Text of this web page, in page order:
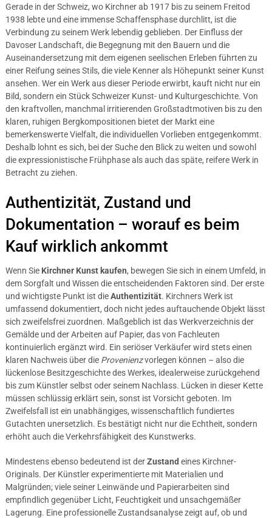
Gerade in der Schweiz, wo Kirchner ab 1917 bis zu seinem Freitod
1938 lebte und eine immense Schaffensphase durchlitt, ist die
Verbindung zu seinem Werk lebendig geblieben. Der Einfluss der
Davoser Landschaft, die Begegnung mit den Bauern und die
Auseinandersetzung mit dem eigenen seelischen Erleben führten zu
einer Reifung seines Stils, die viele Kenner als Höhepunkt seiner Kunst
ansehen. Wer ein Werk aus dieser Periode erwirbt, kauft nicht nur ein
Bild, sondern ein Stück Schweizer Kunst- und Kulturgeschichte. Von
den kraftvollen, manchmal irritierenden Großstadtmotiven bis zu den
klaren, ruhigen Bergkompositionen bietet der Markt eine
bemerkenswerte Vielfalt, die individuellen Vorlieben entgegenkommt.
Deshalb lohnt es sich, bei der Suche den Blick zu weiten und sowohl
die expressionistische Frühphase als auch das späte, reifere Werk in
Betracht zu ziehen.
Authentizität, Zustand und
Dokumentation – worauf es beim
Kauf wirklich ankommt
Wenn Sie Kirchner Kunst kaufen, bewegen Sie sich in einem Umfeld, in
dem Sorgfalt und Wissen die entscheidenden Faktoren sind. Der erste
und wichtigste Punkt ist dieAuthentizität. Kirchners Werk ist
umfassend dokumentiert, doch nicht jedes auftauchende Objekt lässt
sich zweifelsfrei zuordnen. Maßgeblich ist das Werkverzeichnis der
Gemälde und der Arbeiten auf Papier, das von Fachleuten
kontinuierlich ergänzt wird. Ein seriöser Verkäufer wird stets einen
klaren Nachweis über die Provenienzvorlegen können – also die
lückenlose Besitzgeschichte des Werkes, idealerweise zurückgehend
bis zum Künstler selbst oder seinem Nachlass. Lücken in dieser Kette
müssen schlüssig erklärt sein, sonst ist Vorsicht geboten. Im
Zweifelsfall ist ein unabhängiges, wissenschaftlich fundiertes
Gutachten unersetzlich. Es bestätigt nicht nur die Echtheit, sondern
erhöht auch die Verkehrsfähigkeit des Kunstwerks.
Mindestens ebenso bedeutend ist derZustand eines Kirchner-
Originals. Der Künstler experimentierte mit Materialien und
Malgründen; viele seiner Leinwände und Papierarbeiten sind
empfindlich gegenüber Licht, Feuchtigkeit und unsachgemäßer
Lagerung. Eine professionelle Zustandsanalyse zeigt auf, ob und